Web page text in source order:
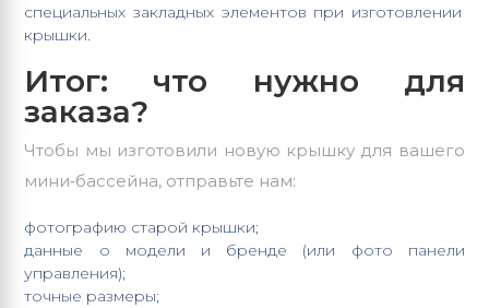
специальных закладных элементов при изготовлении
крышки.
Итог: что нужно для
заказа?
Чтобы мы изготовили новую крышкудля вашего
мини‑бассейна, отправьте нам:
фотографию старой крышки;
данные о модели и бренде (или фото панели
управления);
точные размеры;